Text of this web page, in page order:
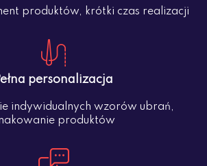
produktów, krótki czas realizacji
personalizacja
indywidualnych wzorów ubrań,
produktów